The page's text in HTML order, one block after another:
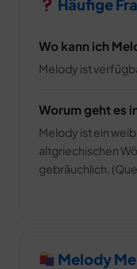
Häufige
Wo kann ich
Melody ist
Worum geht es
Melody ist ein
altgriechischen
gebräuchlich.
Melody